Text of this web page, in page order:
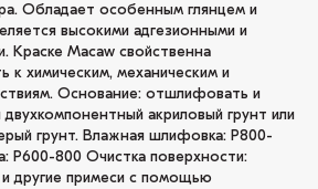
Обладает особенным глянцем и
высокими адгезионными и
Краске Macaw свойственна
к химическим, механическим и
Основание: отшлифовать и
акриловый грунт или
грунт. Влажная шлифовка: P800-
P600-800 Очистка поверхности:
и другие примеси с помощью